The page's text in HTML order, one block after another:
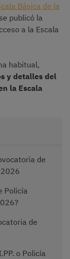
Básica de la
publicó la
a la Escala
habitual,
y detalles del
la Escala
de
2026
Policía
de
o Policía